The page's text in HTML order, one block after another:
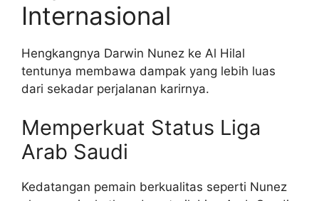
Internasional
Hengkangnya Darwin Nunez ke Al Hilal
tentunya membawa dampak yang lebih luas
dari sekadar perjalanan karirnya.
Memperkuat Status Liga
Arab Saudi
Kedatangan pemain berkualitas seperti Nunez